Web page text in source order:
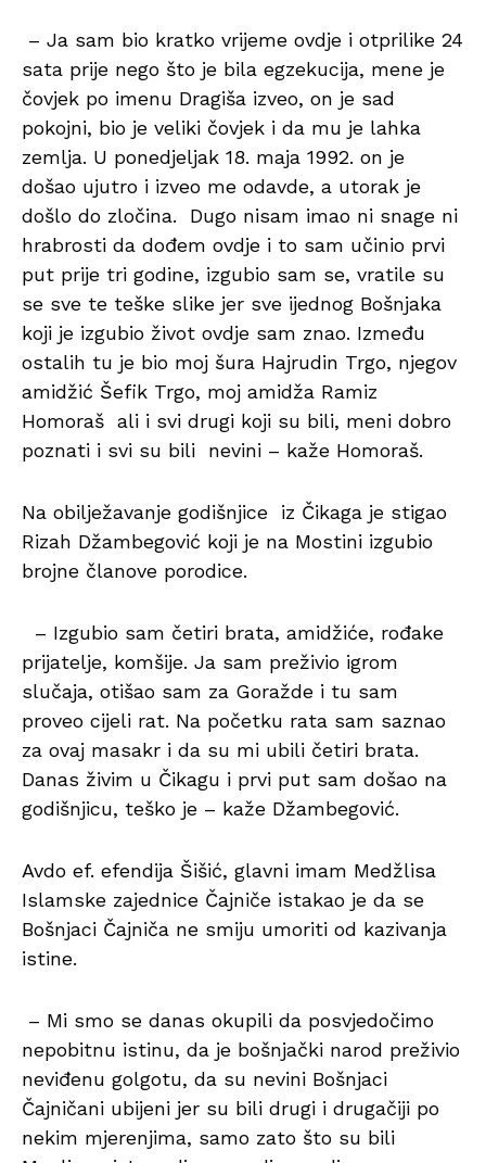
– Ja sam bio kratko vrijeme ovdje i otprilike 24
sata prije nego što je bila egzekucija, mene je
čovjek po imenu Dragiša izveo, on je sad
pokojni, bio je veliki čovjek i da mu je lahka
zemlja. U ponedjeljak 18. maja 1992. on je
došao ujutro i izveo me odavde, a utorak je
došlo do zločina. Dugo nisam imao ni snage ni
hrabrosti da dođem ovdje i to sam učinio prvi
put prije tri godine, izgubio sam se, vratile su
se sve te teške slike jer sve ijednog Bošnjaka
koji je izgubio život ovdje sam znao. Između
ostalih tu je bio moj šura Hajrudin Trgo, njegov
amidžić Šefik Trgo, moj amidža Ramiz
Homoraš ali i svi drugi koji su bili, meni dobro
poznati i svi su bili nevini – kaže Homoraš.
Na obilježavanje godišnjice iz Čikaga je stigao
Rizah Džambegović koji je na Mostini izgubio
brojne članove porodice.
– Izgubio sam četiri brata, amidžiće, rođake
prijatelje, komšije. Ja sam preživio igrom
slučaja, otišao sam za Goražde i tu sam
proveo cijeli rat. Na početku rata sam saznao
za ovaj masakr i da su mi ubili četiri brata.
Danas živim u Čikagu i prvi put sam došao na
godišnjicu, teško je – kaže Džambegović.
Avdo ef. efendija Šišić, glavni imam Medžlisa
Islamske zajednice Čajniče istakao je da se
Bošnjaci Čajniča ne smiju umoriti od kazivanja
istine.
– Mi smo se danas okupili da posvjedočimo
nepobitnu istinu, da je bošnjački narod preživio
neviđenu golgotu, da su nevini Bošnjaci
Čajničani ubijeni jer su bili drugi i drugačiji po
nekim mjerenjima, samo zato što su bili